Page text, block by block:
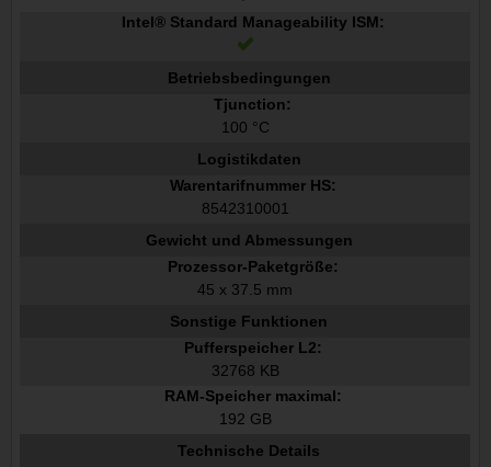
Intel® Standard Manageability ISM:
Betriebsbedingungen
Tjunction:
100 °C
Logistikdaten
Warentarifnummer HS:
8542310001
Gewicht und Abmessungen
Prozessor-Paketgröße:
45 x 37.5 mm
Sonstige Funktionen
Pufferspeicher L2:
32768 KB
RAM-Speicher maximal:
192 GB
Technische Details